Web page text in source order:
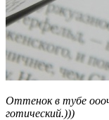
Оттенок в тубе
готический.)))